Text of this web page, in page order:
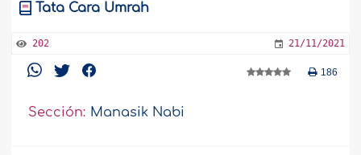
Tata Cara Umrah
202 21/11/2021
186
Sección: Manasik Nabi